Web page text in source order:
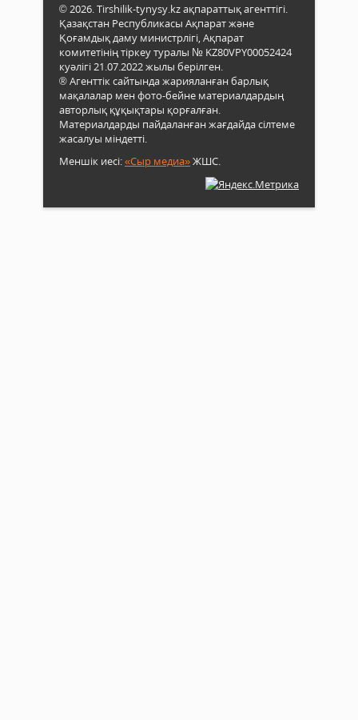
© 2026. Tirshilik-tynysy.kz ақпараттық агенттігі.
Қазақстан Республикасы Ақпарат және
Қоғамдық даму министрлігі, Ақпарат
комитетінің тіркеу туралы № KZ80VPY00052424
куәлігі 21.07.2022 жылы берілген.
® Агенттік сайтында жарияланған барлық
мақалалар мен фото-бейне материалдардың
авторлық құқықтары қорғалған.
Материалдарды пайдаланған жағдайда сілтеме
жасалуы міндетті.
Меншік иесі:«Сыр медиа»ЖШС.